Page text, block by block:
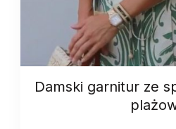
Damski garnitur ze